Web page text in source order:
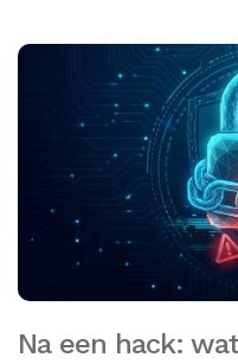
Na een hack: